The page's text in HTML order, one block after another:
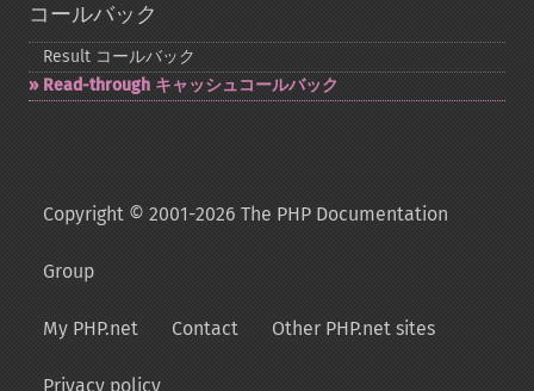
コールバック
Result コールバック
Read-​through キャッシュコールバック
Copyright © 2001-2026 The PHP Documentation
Group
My PHP.net Contact Other PHP.net sites
Privacy policy